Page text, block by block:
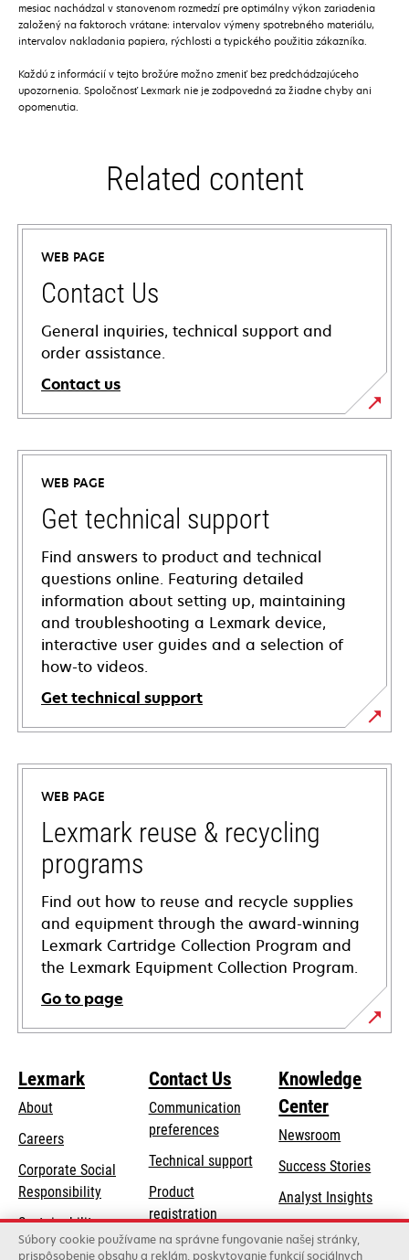
mesiac nachádzal v stanovenom rozmedzí pre optimálny výkon zariadenia
založený na faktoroch vrátane: intervalov výmeny spotrebného materiálu,
intervalov nakladania papiera, rýchlosti a typického použitia zákazníka.
Každú z informácií v tejto brožúre možno zmeniť bez predchádzajúceho
upozornenia. Spoločnosť Lexmark nie je zodpovedná za žiadne chyby ani
opomenutia.
Related content
WEB PAGE
Contact Us
General inquiries, technical support and
order assistance.
Contact us
WEB PAGE
Get technical support
Find answers to product and technical
questions online. Featuring detailed
information about setting up, maintaining
and troubleshooting a Lexmark device,
interactive user guides and a selection of
how-to videos.
Get technical support
opens
in
new
tab
WEB PAGE
Lexmark reuse & recycling
programs
Find out how to reuse and recycle supplies
and equipment through the award-winning
Lexmark Cartridge Collection Program and
the Lexmark Equipment Collection Program.
Go to page
Lexmark
About
Careers
Corporate Social
Responsibilityopens
a
Sustainability
Lexmark Partners
Contact Us
Communication
preferences
Technical supportopens
new
tab
Product
registration
Find a dealer
Knowledge
Center
Newsroom
Success Stories
Analyst Insights
Súbory cookie používame na správne fungovanie našej stránky,
prispôsobenie obsahu a reklám, poskytovanie funkcií sociálnych